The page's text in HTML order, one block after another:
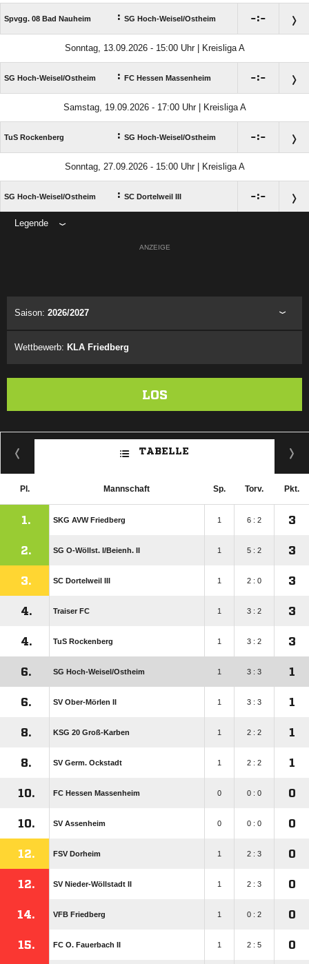
Spvgg. 08 Bad Nauheim : SG Hoch-Weisel/​Ostheim :
Sonntag, 13.09.2026 - 15:00 Uhr | Kreisliga A
SG Hoch-Weisel/​Ostheim : FC Hessen Massenheim :
Samstag, 19.09.2026 - 17:00 Uhr | Kreisliga A
TuS Rockenberg : SG Hoch-Weisel/​Ostheim :
Sonntag, 27.09.2026 - 15:00 Uhr | Kreisliga A
SG Hoch-Weisel/​Ostheim : SC Dortelweil III :
Legende
ANZEIGE
Saison: 2026/2027
Wettbewerb: KLA Friedberg
LOS
TABELLE
Pl. Mannschaft Sp. Torv. Pkt.
1. SKG AVW Friedberg 1 6 : 2 3
2. SG O-Wöllst. I/​Beienh. II 1 5 : 2 3
3. SC Dortelweil III 1 2 : 0 3
4. Traiser FC 1 3 : 2 3
4. TuS Rockenberg 1 3 : 2 3
6. SG Hoch-Weisel/​Ostheim 1 3 : 3 1
6. SV Ober-Mörlen II 1 3 : 3 1
8. KSG 20 Groß-Karben 1 2 : 2 1
8. SV Germ. Ockstadt 1 2 : 2 1
10. FC Hessen Massenheim 0 0 : 0 0
10. SV Assenheim 0 0 : 0 0
12. FSV Dorheim 1 2 : 3 0
12. SV Nieder-Wöllstadt II 1 2 : 3 0
14. VFB Friedberg 1 0 : 2 0
15. FC O. Fauerbach II 1 2 : 5 0